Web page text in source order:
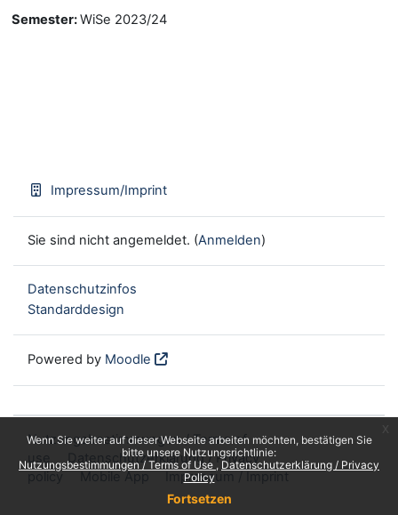
Wenn Sie weiter auf dieser Webseite arbeiten möchten, bestätigen Sie
bitte unsere Nutzungsrichtlinie:
Nutzungsbestimmungen / Terms of Use
Datenschutzerklärung / Privacy
Policy
Fortsetzen
Semester:WiSe 2023/24
Impressum/Imprint
Sie sind nicht angemeldet. (Anmelden)
Datenschutzinfos
Standarddesign
Powered by Moodle
Nutzungsbestimmungen / Terms of
use
Datenschutzerklärung / Privacy
policy
Mobile App Impressum / Imprint